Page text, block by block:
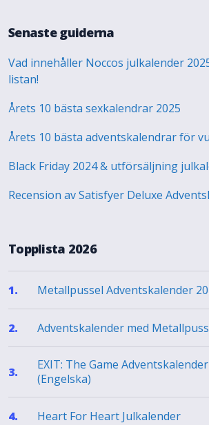
Senaste guiderna
Vad innehåller Noccos julkalender
listan!
Årets 10 bästa sexkalendrar 2025
Årets 10 bästa adventskalendrar för
Black Friday 2024 & utförsäljning
Recension av Satisfyer Deluxe
Topplista 2026
1. Metallpussel Adventskalender
2. Adventskalender med
3.
EXIT: The Game Adventskalender
(Engelska)
4. Heart For Heart Julkalender